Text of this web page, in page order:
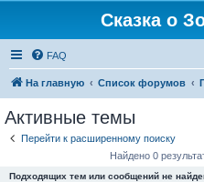
Сказка о
FAQ
На главную Список форумов
Активные темы
Перейти к расширенному поиску
Найдено 0
Подходящих тем или сообщений не